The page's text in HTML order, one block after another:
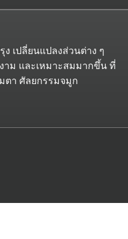
ง เปลี่ยนแปลงส่วนต่าง ๆ
าม และเหมาะสมมากขึ้น ที่
ตา ศัลยกรรมจมูก